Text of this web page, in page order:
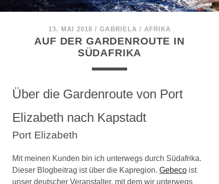
13. MAI 2018 /GABRIELA / AFRIKA
AUF DER GARDENROUTE IN
SÜDAFRIKA
Über die Gardenroute von Port
Elizabeth nach Kapstadt
Port Elizabeth
Mit meinen Kunden bin ich unterwegs durch Südafrika.
Dieser Blogbeitrag ist über die Kapregion. Gebecoist
unser deutscher Veranstalter, mit dem wir unterwegs